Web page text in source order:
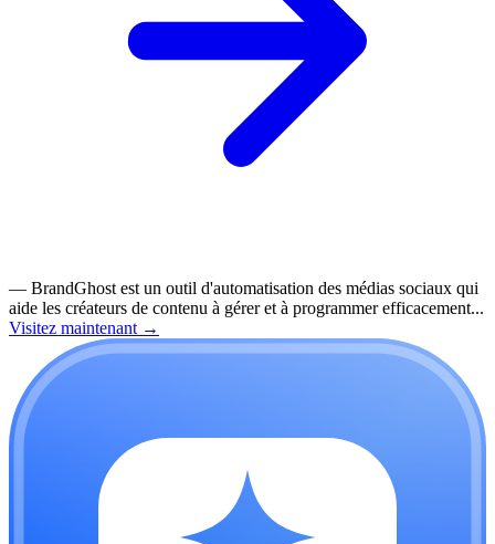
— BrandGhost est un outil d'automatisation des médias sociaux qui
aide les créateurs de contenu à gérer et à programmer efficacement...
Visitez maintenant →